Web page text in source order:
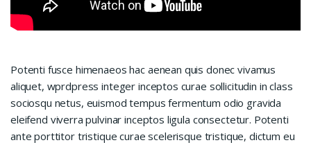
Potenti fusce himenaeos hac aenean quis donec vivamus
aliquet, wprdpress integer inceptos curae sollicitudin in class
sociosqu netus, euismod tempus fermentum odio gravida
eleifend viverra pulvinar inceptos ligula consectetur. Potenti
ante porttitor tristique curae scelerisque tristique, dictum eu